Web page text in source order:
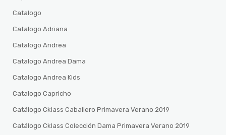
Catalogo
Catalogo Adriana
Catalogo Andrea
Catalogo Andrea Dama
Catalogo Andrea Kids
Catalogo Capricho
Catálogo Cklass Caballero Primavera Verano 2019
Catálogo Cklass Colección Dama Primavera Verano 2019